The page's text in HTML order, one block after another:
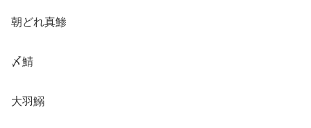
朝どれ真鯵
〆鯖
大羽鰯